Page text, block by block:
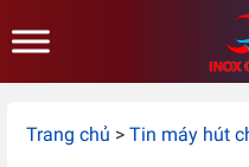
Trang chủ > Tin máy hút